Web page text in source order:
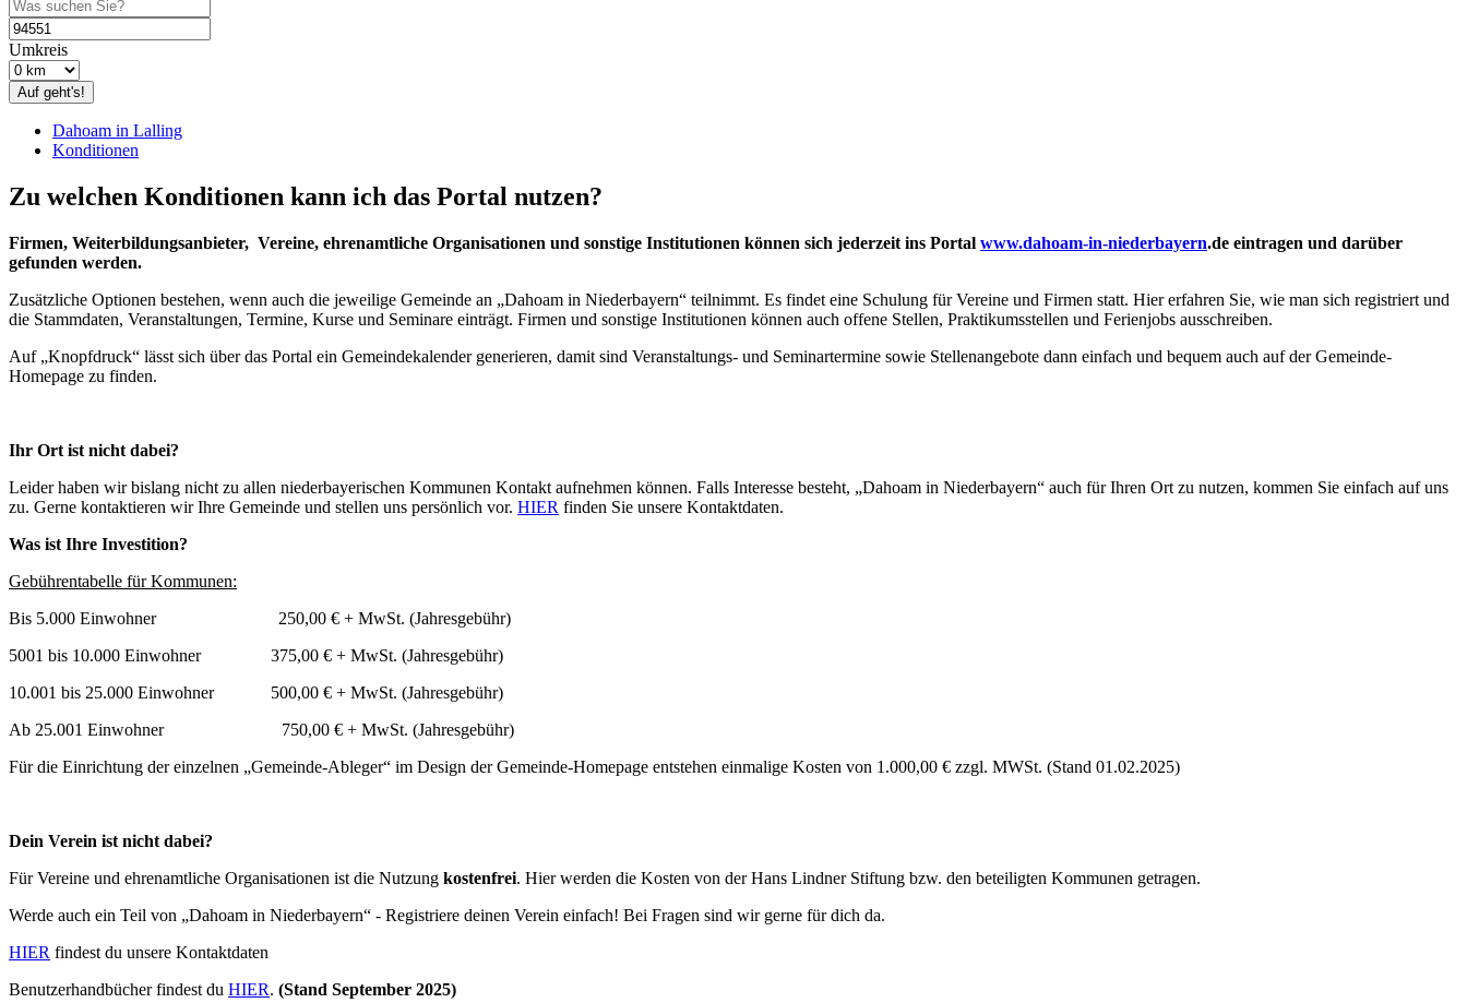
Umkreis
Auf geht's!
Dahoam in Lalling
Konditionen
Zu welchen Konditionen kann ich das Portal nutzen?
Firmen, Weiterbildungsanbieter, Vereine, ehrenamtliche Organisationen und sonstige Institutionen können sich jederzeit ins Portal www.dahoam-in-niederbayern.de eintragen und darüber
gefunden werden.
Zusätzliche Optionen bestehen, wenn auch die jeweilige Gemeinde an „Dahoam in Niederbayern“ teilnimmt. Es findet eine Schulung für Vereine und Firmen statt. Hier erfahren Sie, wie man sich registriert und
die Stammdaten, Veranstaltungen, Termine, Kurse und Seminare einträgt. Firmen und sonstige Institutionen können auch offene Stellen, Praktikumsstellen und Ferienjobs ausschreiben.
Auf „Knopfdruck“ lässt sich über das Portal ein Gemeindekalender generieren, damit sind Veranstaltungs- und Seminartermine sowie Stellenangebote dann einfach und bequem auch auf der Gemeinde-
Homepage zu finden.
Ihr Ort ist nicht dabei?
Leider haben wir bislang nicht zu allen niederbayerischen Kommunen Kontakt aufnehmen können. Falls Interesse besteht, „Dahoam in Niederbayern“ auch für Ihren Ort zu nutzen, kommen Sie einfach auf uns
zu. Gerne kontaktieren wir Ihre Gemeinde und stellen uns persönlich vor. HIER finden Sie unsere Kontaktdaten.
Was ist Ihre Investition?
Gebührentabelle für Kommunen:
Bis 5.000 Einwohner 250,00 € + MwSt. (Jahresgebühr)
5001 bis 10.000 Einwohner 375,00 € + MwSt. (Jahresgebühr)
10.001 bis 25.000 Einwohner 500,00 € + MwSt. (Jahresgebühr)
Ab 25.001 Einwohner 750,00 € + MwSt. (Jahresgebühr)
Für die Einrichtung der einzelnen „Gemeinde-Ableger“ im Design der Gemeinde-Homepage entstehen einmalige Kosten von 1.000,00 € zzgl. MWSt. (Stand 01.02.2025)
Dein Verein ist nicht dabei?
Für Vereine und ehrenamtliche Organisationen ist die Nutzung kostenfrei. Hier werden die Kosten von der Hans Lindner Stiftung bzw. den beteiligten Kommunen getragen.
Werde auch ein Teil von „Dahoam in Niederbayern“ - Registriere deinen Verein einfach! Bei Fragen sind wir gerne für dich da.
HIER findest du unsere Kontaktdaten
Benutzerhandbücher findest du HIER. (Stand September 2025)